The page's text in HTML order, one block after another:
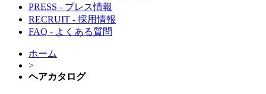
PRESS - プレス情報
RECRUIT - 採用情報
FAQ - よくある質問
ホーム
>
ヘアカタログ